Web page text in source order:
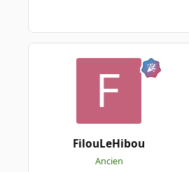
FilouLeHibou
Ancien